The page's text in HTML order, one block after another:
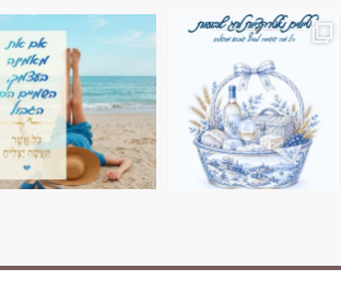
השמים הם הגבול 💙🩵